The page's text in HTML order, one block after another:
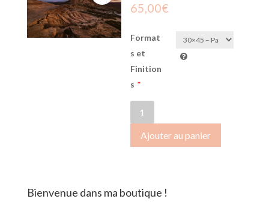
65,00€
Format
s et
Finition
s *
de
Amanecer
Ajouter au panier
Bienvenue dans ma boutique !